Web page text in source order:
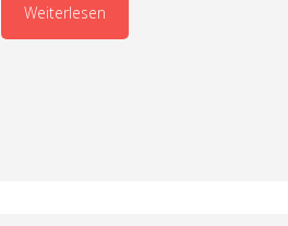
Weiterlesen